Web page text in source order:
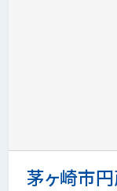
茅ヶ崎市